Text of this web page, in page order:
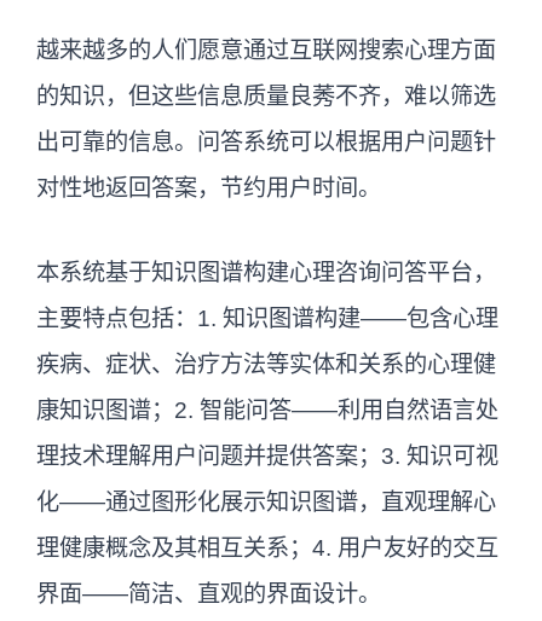
越来越多的人们愿意通过互联网搜索心理方面
的知识，但这些信息质量良莠不齐，难以筛选
出可靠的信息。问答系统可以根据用户问题针
对性地返回答案，节约用户时间。
本系统基于知识图谱构建心理咨询问答平台，
主要特点包括：1. 知识图谱构建——包含心理
疾病、症状、治疗方法等实体和关系的心理健
康知识图谱；2. 智能问答——利用自然语言处
理技术理解用户问题并提供答案；3. 知识可视
化——通过图形化展示知识图谱，直观理解心
理健康概念及其相互关系；4. 用户友好的交互
界面——简洁、直观的界面设计。